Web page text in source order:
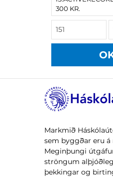
300 KR.
Markmið
sem byggðar eru á
Meginþungi
ströngum
þekkingar og